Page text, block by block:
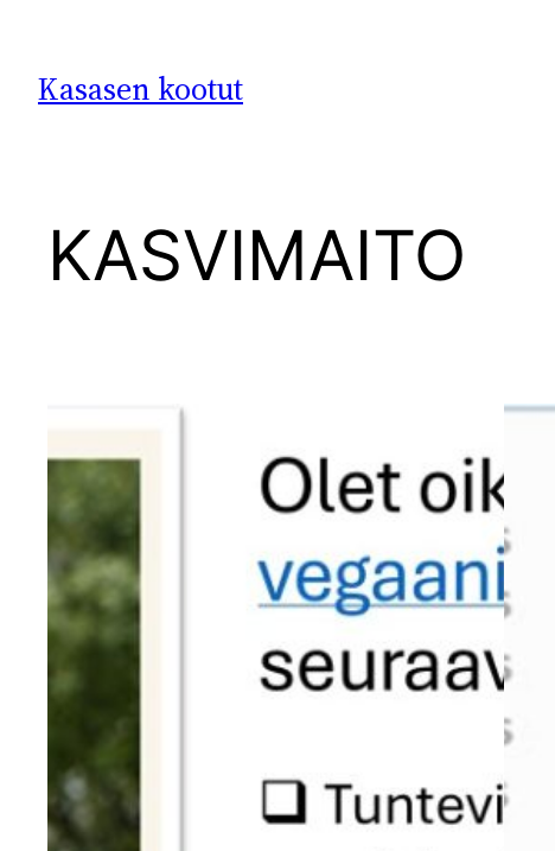
Kasasen kootut
KASVIMAITO